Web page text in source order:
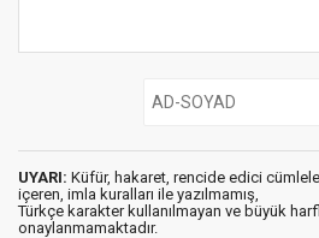
UYARI: Küfür, hakaret, rencide edici
içeren, imla kuralları ile yazılmamış,
Türkçe karakter kullanılmayan ve büyük
onaylanmamaktadır.